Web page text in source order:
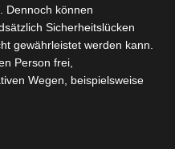
Kerzen
Dennoch können
Sicherheitslücken
gewährleistet werden kann.
Person frei,
Wegen, beispielsweise